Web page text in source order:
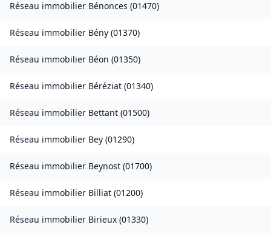
Réseau immobilier Bénonces (01470)
Réseau immobilier Bény (01370)
Réseau immobilier Béon (01350)
Réseau immobilier Béréziat (01340)
Réseau immobilier Bettant (01500)
Réseau immobilier Bey (01290)
Réseau immobilier Beynost (01700)
Réseau immobilier Billiat (01200)
Réseau immobilier Birieux (01330)